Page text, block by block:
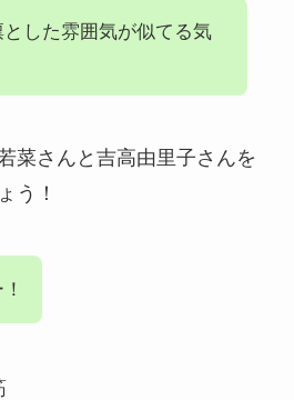
した雰囲気が似てる気
菜さんと吉高由里子さんを
う！